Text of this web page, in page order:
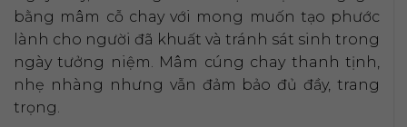
bằng mâm cỗ chay với mong muốn tạo phước
lành cho người đã khuất và tránh sát sinh trong
ngày tưởng niệm. Mâm cúng chay thanh tịnh,
nhẹ nhàng nhưng vẫn đảm bảo đủ đầy, trang
trọng.